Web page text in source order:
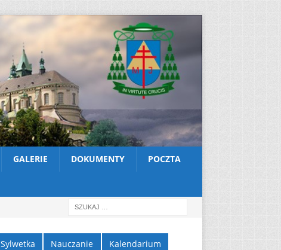
GALERIE DOKUMENTY POCZTA
Sylwetka Nauczanie Kalendarium